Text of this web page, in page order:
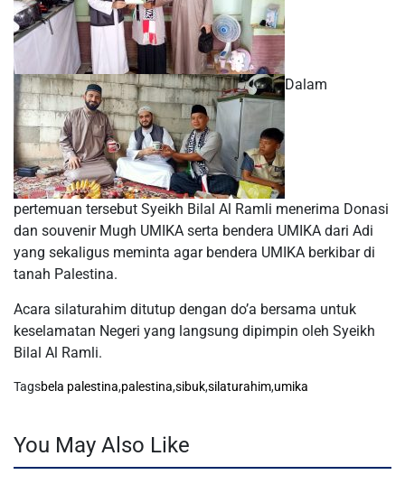
Dalam
pertemuan tersebut Syeikh Bilal Al Ramli menerima Donasi
dan souvenir Mugh UMIKA serta bendera UMIKA dari Adi
yang sekaligus meminta agar bendera UMIKA berkibar di
tanah Palestina.
Acara silaturahim ditutup dengan do’a bersama untuk
keselamatan Negeri yang langsung dipimpin oleh Syeikh
Bilal Al Ramli.
Tagsbela palestina,palestina,sibuk,silaturahim,umika
You May Also Like